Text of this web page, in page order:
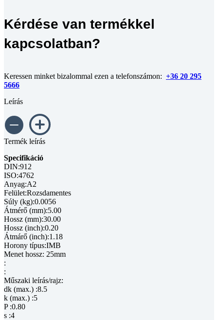
Kérdése van termékkel
kapcsolatban?
Keressen minket bizalommal ezen a telefonszámon: +36 20 295
5666
Leírás
Termék leírás
Specifikáció
DIN:912
ISO:4762
Anyag:A2
Felület:Rozsdamentes
Súly (kg):0.0056
Átmérő (mm):5.00
Hossz (mm):30.00
Hossz (inch):0.20
Átmárő (inch):1.18
Horony típus:IMB
Menet hossz: 25mm
:
:
Műszaki leírás/rajz:
dk (max.) :8.5
k (max.) :5
P :0.80
s :4